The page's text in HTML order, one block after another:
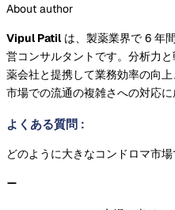
About author
Vipul Patilは、製薬業界で 6 年
営コンサルタントです。分析力
薬会社と提携して業務効率の向
市場での流通の複雑さへの対応に
よくある質問 :
どのように大きなコンドロマ市